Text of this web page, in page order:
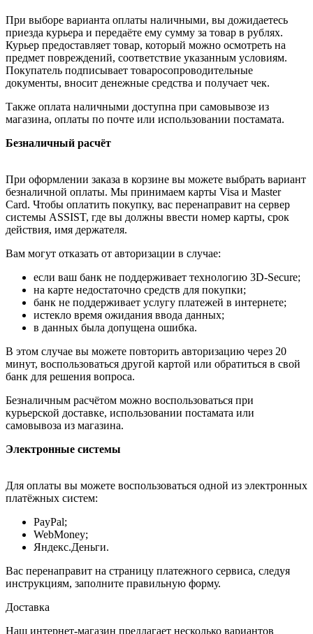
При выборе варианта оплаты наличными, вы дожидаетесь
приезда курьера и передаёте ему сумму за товар в рублях.
Курьер предоставляет товар, который можно осмотреть на
предмет повреждений, соответствие указанным условиям.
Покупатель подписывает товаросопроводительные
документы, вносит денежные средства и получает чек.
Также оплата наличными доступна при самовывозе из
магазина, оплаты по почте или использовании постамата.
Безналичный расчёт
При оформлении заказа в корзине вы можете выбрать вариант
безналичной оплаты. Мы принимаем карты Visa и Master
Card. Чтобы оплатить покупку, вас перенаправит на сервер
системы ASSIST, где вы должны ввести номер карты, срок
действия, имя держателя.
Вам могут отказать от авторизации в случае:
если ваш банк не поддерживает технологию 3D-Secure;
на карте недостаточно средств для покупки;
банк не поддерживает услугу платежей в интернете;
истекло время ожидания ввода данных;
в данных была допущена ошибка.
В этом случае вы можете повторить авторизацию через 20
минут, воспользоваться другой картой или обратиться в свой
банк для решения вопроса.
Безналичным расчётом можно воспользоваться при
курьерской доставке, использовании постамата или
самовывоза из магазина.
Электронные системы
Для оплаты вы можете воспользоваться одной из электронных
платёжных систем:
PayPal;
WebMoney;
Яндекс.Деньги.
Вас перенаправит на страницу платежного сервиса, следуя
инструкциям, заполните правильную форму.
Доставка
Наш интернет-магазин предлагает несколько вариантов